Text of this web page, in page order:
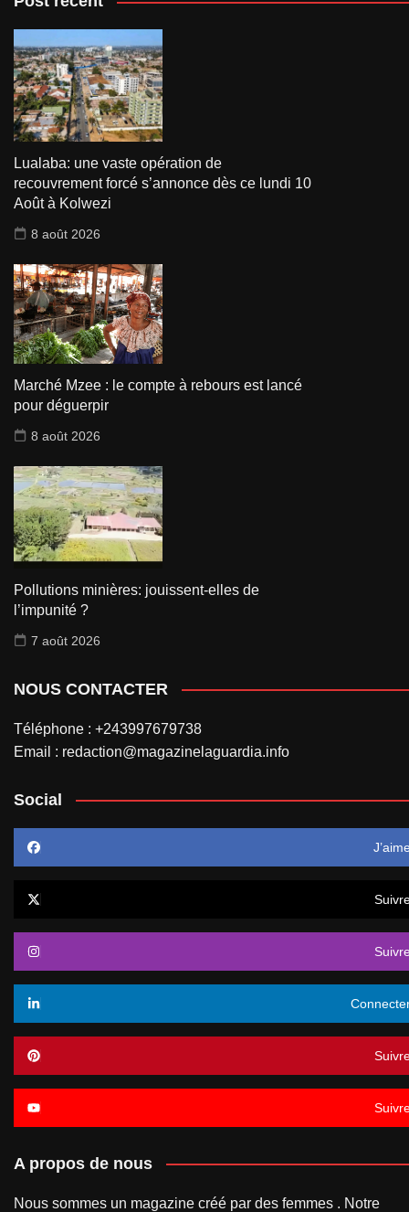
Lualaba: une vaste opération de
recouvrement forcé s’annonce dès ce lundi 10
Août à Kolwezi
8 août 2026
Marché Mzee : le compte à rebours est lancé
pour déguerpir
8 août 2026
Pollutions minières: jouissent-elles de
l’impunité ?
7 août 2026
NOUS CONTACTER
Téléphone : +243997679738
Email : redaction@magazinelaguardia.info
Social
A propos de nous
Nous sommes un magazine créé par des femmes . Notre